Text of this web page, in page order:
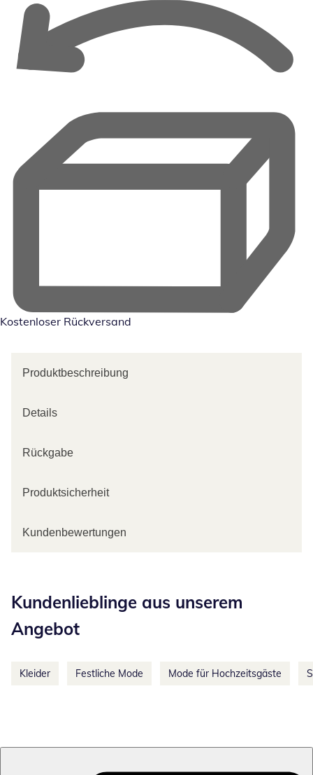
Kostenloser Rückversand
Produktbeschreibung
Details
Rückgabe
Produktsicherheit
Kundenbewertungen
Kundenlieblinge aus unserem
Angebot
Kleider Festliche Mode Mode für Hochzeitsgäste